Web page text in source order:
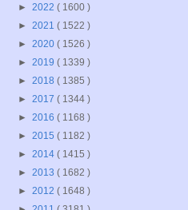
► 2022 ( 1600 )
► 2021 ( 1522 )
► 2020 ( 1526 )
► 2019 ( 1339 )
► 2018 ( 1385 )
► 2017 ( 1344 )
► 2016 ( 1168 )
► 2015 ( 1182 )
► 2014 ( 1415 )
► 2013 ( 1682 )
► 2012 ( 1648 )